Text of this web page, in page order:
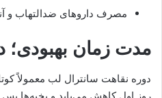
مصرف داروهای ضدالتهاب و
مدت زمان بهبودی؛